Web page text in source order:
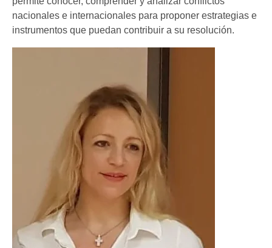
nacionales e internacionales para proponer estrategias e
instrumentos que puedan contribuir a su resolución.